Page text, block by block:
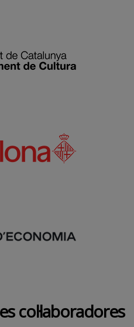
col·laboradores